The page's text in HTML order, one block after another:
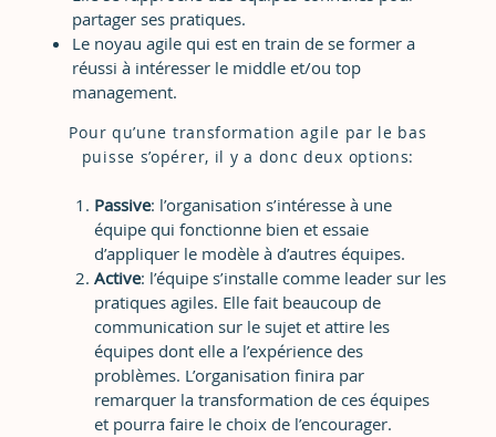
partager ses pratiques.
Le noyau agile qui est en train de se former a
réussi à intéresser le middle et/ou top
management.
Pour qu’une transformation agile par le bas
puisse s’opérer, il y a donc deux options:
Passive: l’organisation s’intéresse à une
équipe qui fonctionne bien et essaie
d’appliquer le modèle à d’autres équipes.
Active: l’équipe s’installe comme leader sur les
pratiques agiles. Elle fait beaucoup de
communication sur le sujet et attire les
équipes dont elle a l’expérience des
problèmes. L’organisation finira par
remarquer la transformation de ces équipes
et pourra faire le choix de l’encourager.